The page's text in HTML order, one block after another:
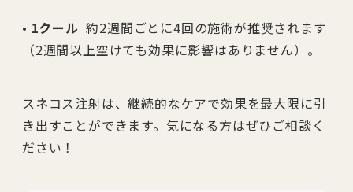
• 1クール 約2週間ごとに4回の施術が推奨されます
（2週間以上空けても効果に影響はありません）。
スネコス注射は、継続的なケアで効果を最大限に引
き出すことができます。気になる方はぜひご相談く
ださい！